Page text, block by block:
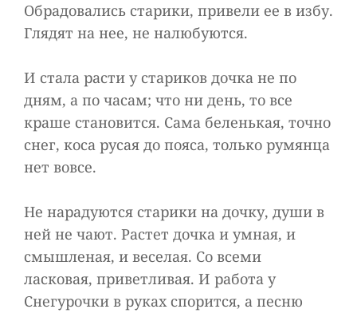
Обрадовались старики, привели ее в избу.
Глядят на нее, не налюбуются.
И стала расти у стариков дочка не по
дням, а по часам; что ни день, то все
краше становится. Сама беленькая, точно
снег, коса русая до пояса, только румянца
нет вовсе.
Не нарадуются старики на дочку, души в
ней не чают. Растет дочка и умная, и
смышленая, и веселая. Со всеми
ласковая, приветливая. И работа у
Снегурочки в руках спорится, а песню